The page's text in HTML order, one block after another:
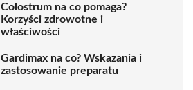
Colostrum na co pomaga?
Korzyści zdrowotne i
właściwości
Gardimax na co? Wskazania i
zastosowanie preparatu